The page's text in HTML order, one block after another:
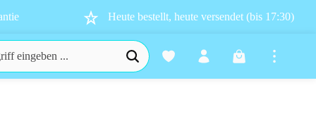
Heute bestellt, heute versendet (bis 17:30)
Warenkorb